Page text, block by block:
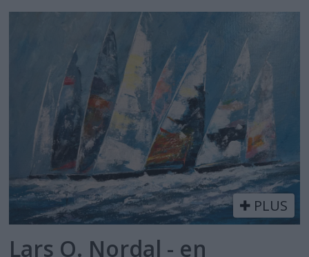
PLUS
Lars O. Nordal - en